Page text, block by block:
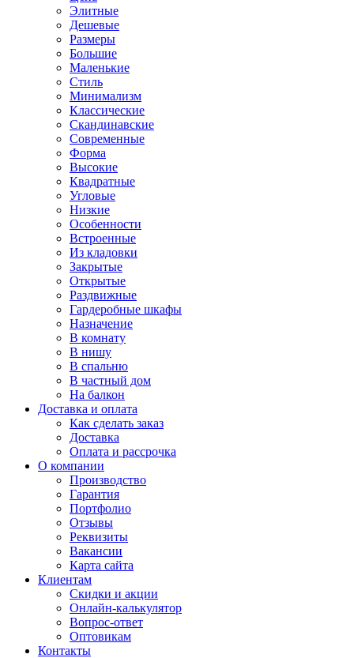
Элитные
Дешевые
Размеры
Большие
Маленькие
Стиль
Минимализм
Классические
Скандинавские
Современные
Форма
Высокие
Квадратные
Угловые
Низкие
Особенности
Встроенные
Из кладовки
Закрытые
Открытые
Раздвижные
Гардеробные шкафы
Назначение
В комнату
В нишу
В спальню
В частный дом
На балкон
Доставка и оплата
Как сделать заказ
Доставка
Оплата и рассрочка
О компании
Производство
Гарантия
Портфолио
Отзывы
Реквизиты
Вакансии
Карта сайта
Клиентам
Скидки и акции
Онлайн-калькулятор
Вопрос-ответ
Оптовикам
Контакты